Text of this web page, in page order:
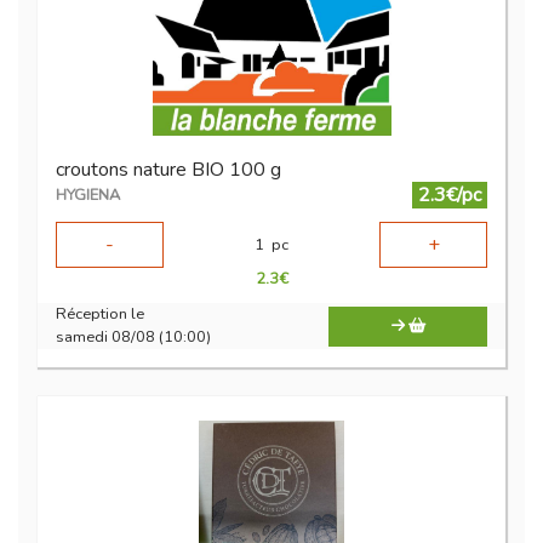
croutons nature BIO 100 g
HYGIENA
2.3€/pc
-
1 pc +
2.3€
Réception le
samedi 08/08 (10:00)